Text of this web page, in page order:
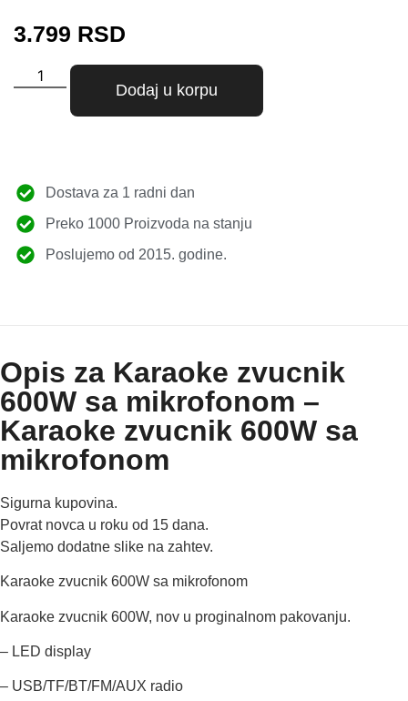
3.799 RSD
Dodaj u korpu
Dostava za 1 radni dan
Preko 1000 Proizvoda na stanju
Poslujemo od 2015. godine.
Opis za Karaoke zvucnik
600W sa mikrofonom –
Karaoke zvucnik 600W sa
mikrofonom
Sigurna kupovina.
Povrat novca u roku od 15 dana.
Saljemo dodatne slike na zahtev.
Karaoke zvucnik 600W sa mikrofonom
Karaoke zvucnik 600W, nov u proginalnom pakovanju.
– LED display
– USB/TF/BT/FM/AUX radio